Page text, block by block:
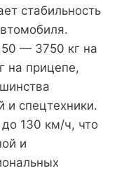
стабильность
— 3750 кг на
на прицепе,
и спецтехники.
130 км/ч, что
и